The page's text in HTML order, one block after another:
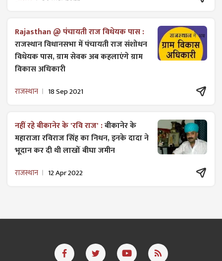
Rajasthan @ पंचायती राज विधेयक पास :
राजस्थान विधानसभा में पंचायती राज ​संशोधन
विधेयक पास, ग्राम सेवक अब कहलाएंगे ग्राम
विकास अधिकारी
राजस्थान 18 Sep 2021
नहीं रहे बीकानेर के 'रवि राज' :बीकानेर के
महाराजा रविराज सिंह का निधन, इनके दादा ने
भूदान कर दी थी लाखों बीघा जमीन
राजस्थान 12 Apr 2022